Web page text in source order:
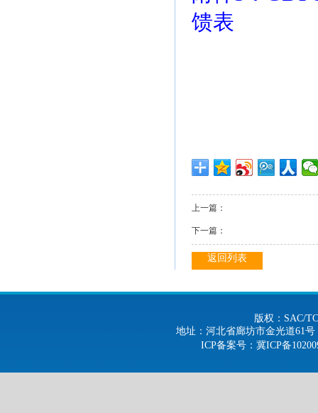
馈表
上一篇：
下一篇：
返回列表
版权：SAC/
地址：河北省廊坊市金光道61号
ICP备案号：冀ICP备